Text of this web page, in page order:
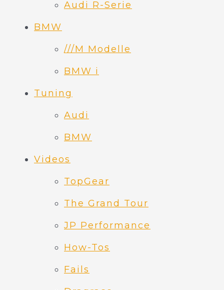
Audi R-Serie
BMW
///M Modelle
BMW i
Tuning
Audi
BMW
Videos
TopGear
The Grand Tour
JP Performance
How-Tos
Fails